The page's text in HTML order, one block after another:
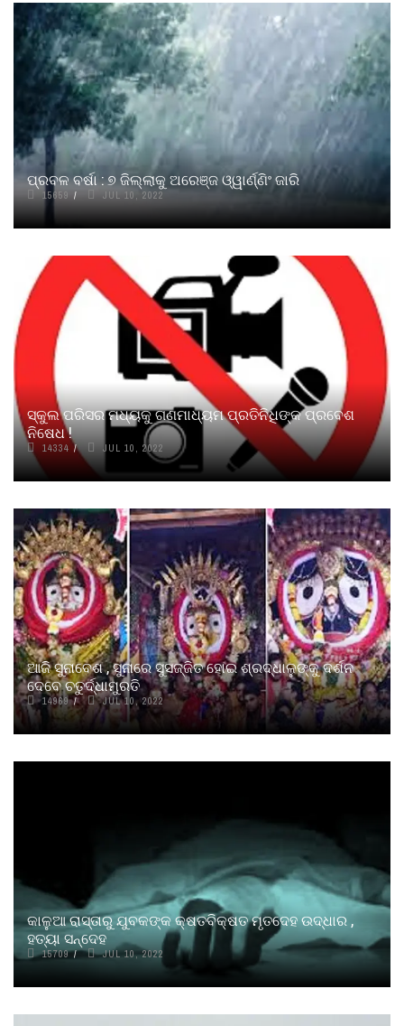
ପ୍ରବଳ ବର୍ଷା : ୭ ଜିଲ୍ଲାକୁ ଅରେଞ୍ଜ ଓ୍ୱାର୍ଣ୍ଣିଂ ଜାରି
15659 JUL 10, 2022
ସ୍କୁଲ ପରିସର ମଧ୍ୟକୁ ଗଣମାଧ୍ୟମ ପ୍ରତିନିଧିଙ୍କ ପ୍ରବେଶ
ନିଷେଧ !
14334 JUL 10, 2022
ଆଜି ସୁନାବେଶ , ସୁନାରେ ସୁସଜ୍ଜିତ ହୋଇ ଶ୍ରଦ୍ଧାଳୁଙ୍କୁ ଦର୍ଶନ
ଦେବେ ଚତୁର୍ଦ୍ଧାମୁରତି
14969 JUL 10, 2022
କାଳୁଆ ରାସ୍ତାରୁ ଯୁବକଙ୍କ କ୍ଷତବିକ୍ଷତ ମୃତଦେହ ଉଦ୍ଧାର ,
ହତ୍ୟା ସନ୍ଦେହ
15709 JUL 10, 2022